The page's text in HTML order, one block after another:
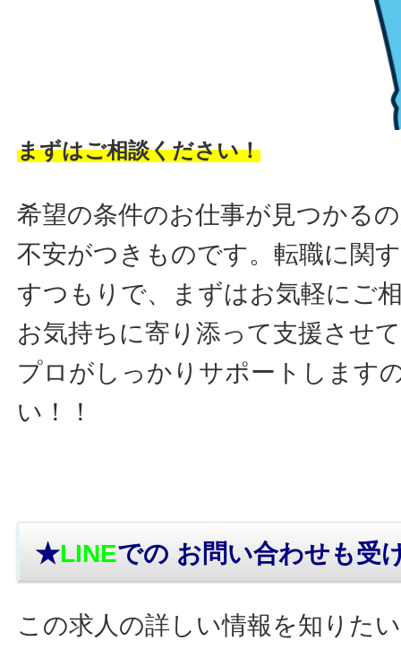
まずはご相談ください！
希望の条件のお仕事が見つかる
不安がつきものです。転職に関
すつもりで、まずはお気軽にご
お気持ちに寄り添って支援させ
プロがしっかりサポートします
い！！
★LINEでの お問い合わせも受
この求人の詳しい情報を知りた